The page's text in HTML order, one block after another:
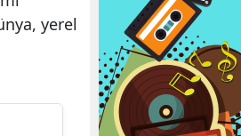
yerel